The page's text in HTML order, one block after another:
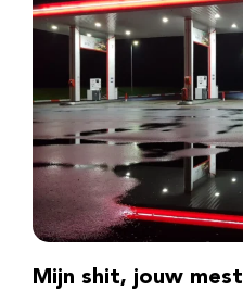
Mijn shit, jouw mest